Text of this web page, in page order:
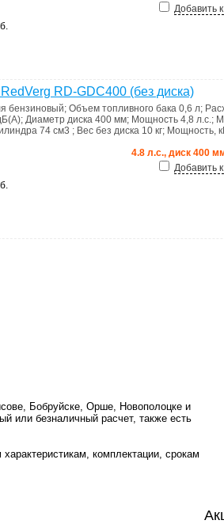
Добавить
RD-GDC400 (без диска)
бензиновый; Объем топливного бака 0,6 л;
; Диаметр диска 400 мм; Мощность 4,8 л.с.;
74 см3 ; Вес без диска 10 кг; Мощность,
4.8 л.с., диск 400
Добавить
Бобруйске, Орше, Новополоцке и
или безналичный расчет, также есть
комплектации, срокам